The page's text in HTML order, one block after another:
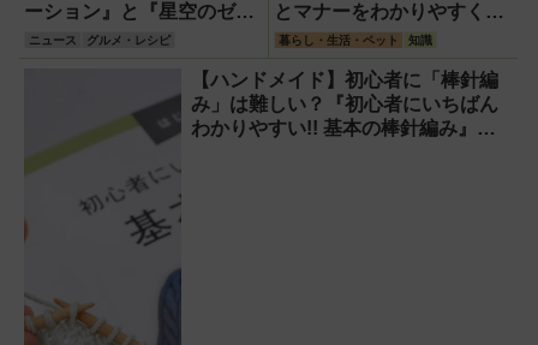
ーション』と『星空のゼリ
ー』が6月26日に登場！
ニュース グルメ・レシピ
とマナーをわかりやすく解
説
暮らし・生活・ペット 知識
【ハンドメイド】初心者に「棒針編
み」は難しい？『初心者にいちばん
わかりやすい!! 基本の棒針編み』を